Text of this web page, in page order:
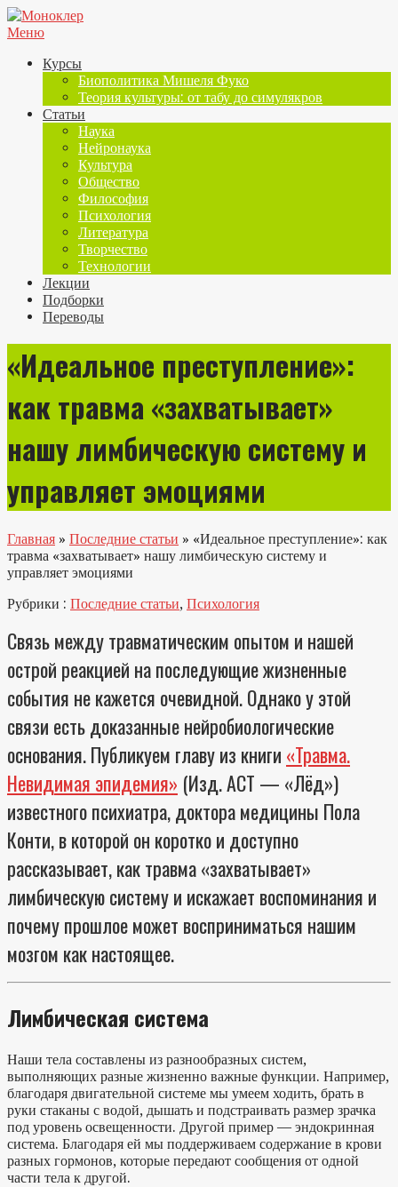
Меню
Курсы
Биополитика Мишеля Фуко
Теория культуры: от табу до симулякров
Статьи
Наука
Нейронаука
Культура
Общество
Философия
Психология
Литература
Творчество
Технологии
Лекции
Подборки
Переводы
«Идеальное преступление»:
как травма «захватывает»
нашу лимбическую систему и
управляет эмоциями
Главная » Последние статьи » «Идеальное преступление»: как
травма «захватывает» нашу лимбическую систему и
управляет эмоциями
Рубрики : Последние статьи, Психология
Связь между травматическим опытом и нашей
острой реакцией на последующие жизненные
события не кажется очевидной. Однако у этой
связи есть доказанные нейробиологические
основания. Публикуем главу из книги «Травма.
Невидимая эпидемия» (Изд. АСТ — «Лёд»)
известного психиатра, доктора медицины Пола
Конти, в которой он коротко и доступно
рассказывает, как травма «захватывает»
лимбическую систему и искажает воспоминания и
почему прошлое может восприниматься нашим
мозгом как настоящее.
Лимбическая система
Наши тела составлены из разнообразных систем,
выполняющих разные жизненно важные функции. Например,
благодаря двигательной системе мы умеем ходить, брать в
руки стаканы с водой, дышать и подстраивать размер зрачка
под уровень освещенности. Другой пример — эндокринная
система. Благодаря ей мы поддерживаем содержание в крови
разных гормонов, которые передают сообщения от одной
части тела к другой.